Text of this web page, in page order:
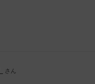
さん